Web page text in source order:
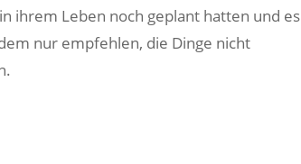
ihrem Leben noch geplant hatten und es
nur empfehlen, die Dinge nicht